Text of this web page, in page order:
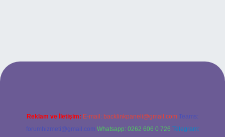
bahis sitesi
Reklam ve İletişim: E-mail: backlinkpaneli@gmail.com Teams:
forumhizmeti@gmail.com Whatsapp: 0262 606 0 726 Telegram: